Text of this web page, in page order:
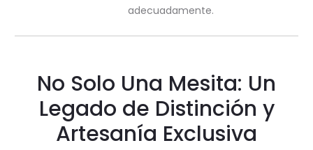
adecuadamente.
No Solo Una Mesita: Un
Legado de Distinción y
Artesanía Exclusiva